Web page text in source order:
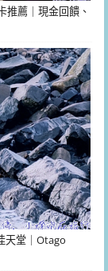
推薦｜現金回饋、
天堂｜Otago